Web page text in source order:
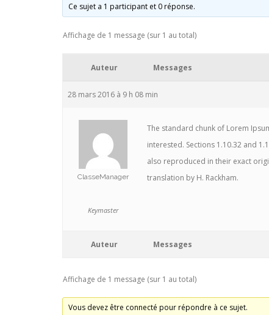
Ce sujet a 1 participant et 0 réponse.
Affichage de 1 message (sur 1 au total)
Auteur Messages
28 mars 2016 à 9 h 08 min
ClasseManager
Keymaster
The standard chunk of Lorem
interested. Sections 1.10.32 and
also reproduced in their exact
translation by H. Rackham.
Auteur Messages
Affichage de 1 message (sur 1 au total)
Vous devez être connecté pour répondre à ce sujet.